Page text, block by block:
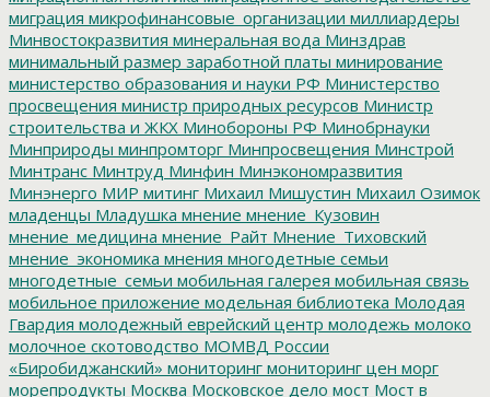
миграция микрофинансовые_организации миллиардеры
Минвостокразвития минеральная вода Минздрав
минимальный размер заработной платы минирование
министерство образования и науки РФ Министерство
просвещения министр природных ресурсов Министр
строительства и ЖКХ Минобороны РФ Минобрнауки
Минприроды минпромторг Минпросвещения Минстрой
Минтранс Минтруд Минфин Минэкономразвития
Минэнерго МИР митинг Михаил Мишустин Михаил Озимок
младенцы Младушка мнение мнение_Кузовин
мнение_медицина мнение_Райт Мнение_Тиховский
мнение_экономика мнения многодетные семьи
многодетные_семьи мобильная галерея мобильная связь
мобильное приложение модельная библиотека Молодая
Гвардия молодежный еврейский центр молодежь молоко
молочное скотоводство МОМВД России
«Биробиджанский» мониторинг мониторинг цен морг
морепродукты Москва Московское дело мост Мост в